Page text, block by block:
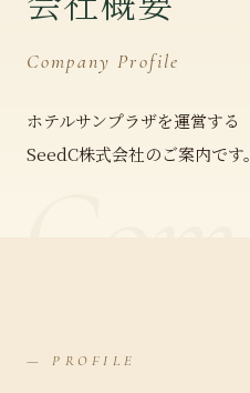
Company Profile
ホテルサンプラザを運営する
SeedC株式会社のご案内です。
— PROFILE